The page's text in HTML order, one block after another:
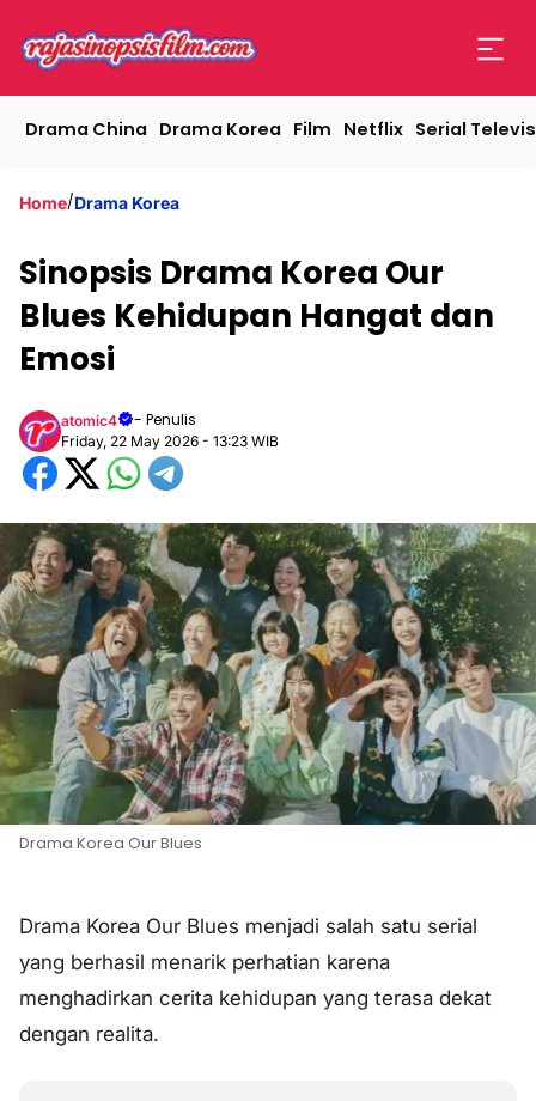
Drama China Drama Korea Film Netflix Serial
Home/Drama Korea
Sinopsis Drama Korea Our
Blues Kehidupan Hangat dan
Emosi
atomic4 - Penulis
Friday, 22 May 2026 - 13:23 WIB
Drama Korea Our Blues
Drama Korea Our Blues menjadi salah satu serial
yang berhasil menarik perhatian karena
menghadirkan cerita kehidupan yang terasa dekat
dengan realita.